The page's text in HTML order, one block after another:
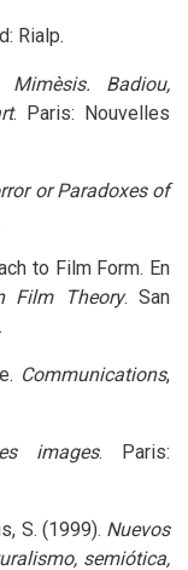
Rialp.
Mimèsis. Badiou,
. Paris: Nouvelles
or Paradoxes of
to Film Form. En
Film Theory. San
Communications,
images. Paris:
S. (1999). Nuevos
semiótica,